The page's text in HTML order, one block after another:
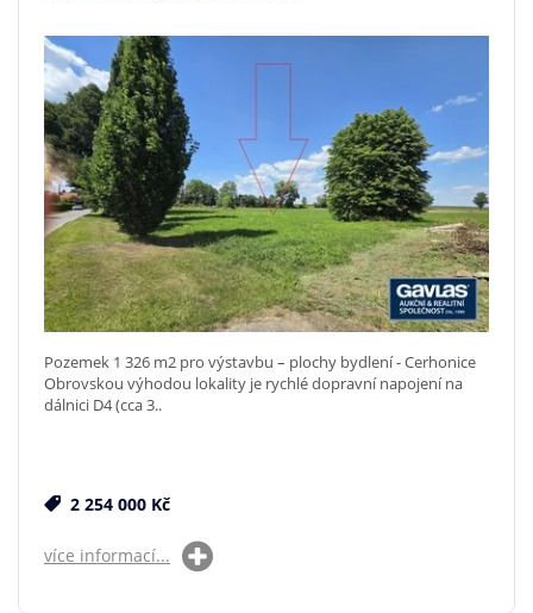
Pozemek 1 326 m2 pro výstavbu – plochy bydlení - Cerhonice
Obrovskou výhodou lokality je rychlé dopravní napojení na
dálnici D4 (cca 3..
2 254 000 Kč
více informací...